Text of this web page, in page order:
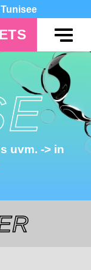
uvm. -> in